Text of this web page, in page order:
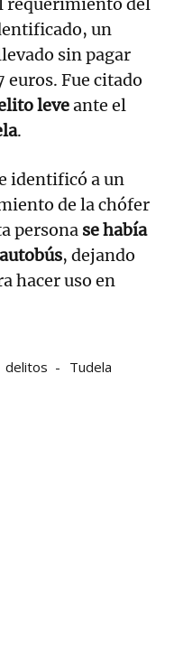
requerimiento del
un
sin pagar
euros. Fue citado
leveante el
.
identificó a un
de la chófer
persona se había
, dejando
hacer uso en
delitos Tudela